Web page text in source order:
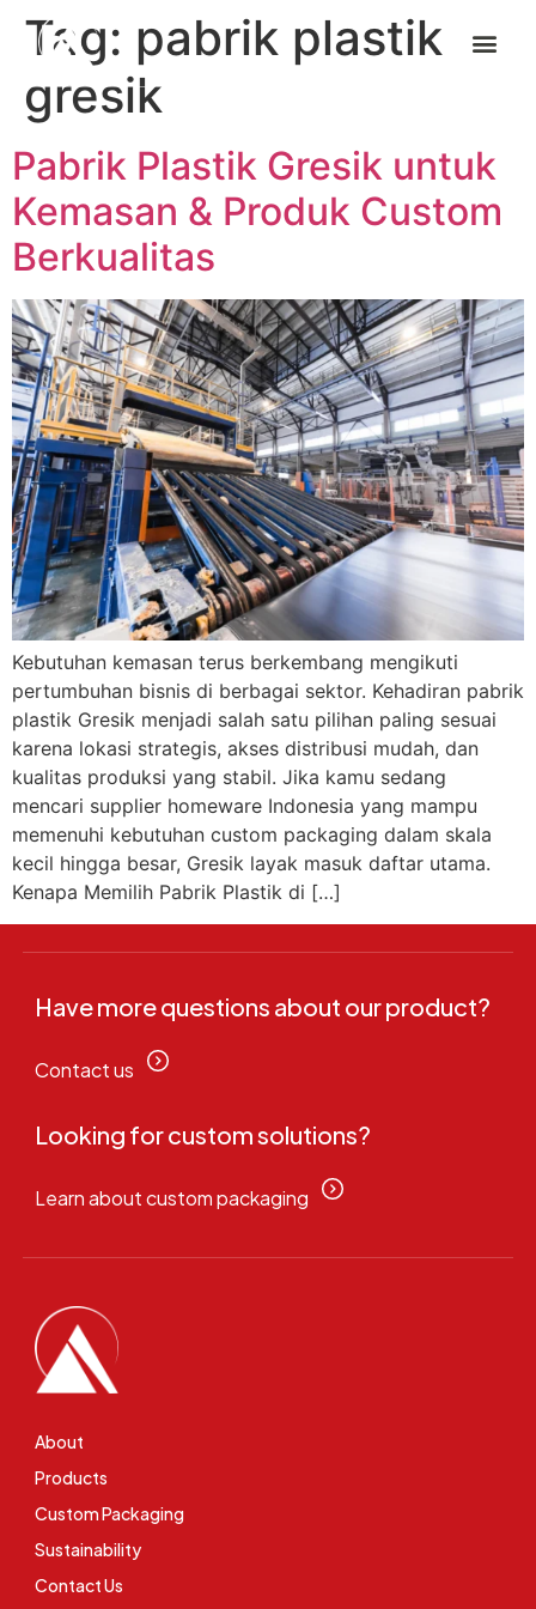
Tag: pabrik plastik
gresik
Pabrik Plastik Gresik untuk
Kemasan & Produk Custom
Berkualitas
Kebutuhan kemasan terus berkembang mengikuti
pertumbuhan bisnis di berbagai sektor. Kehadiran pabrik
plastik Gresik menjadi salah satu pilihan paling sesuai
karena lokasi strategis, akses distribusi mudah, dan
kualitas produksi yang stabil. Jika kamu sedang
mencari supplier homeware Indonesia yang mampu
memenuhi kebutuhan custom packaging dalam skala
kecil hingga besar, Gresik layak masuk daftar utama.
Kenapa Memilih Pabrik Plastik di […]
Have more questions about our product?
Contact us
Looking for custom solutions?
Learn about custom packaging
About
Products
Custom Packaging
Sustainability
Contact Us